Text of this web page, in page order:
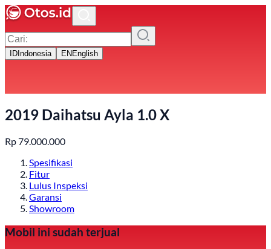
ID Indonesia EN English
2019 Daihatsu Ayla 1.0 X
Rp79.000.000
Spesifikasi
Fitur
Lulus Inspeksi
Garansi
Showroom
Mobil ini sudah terjual